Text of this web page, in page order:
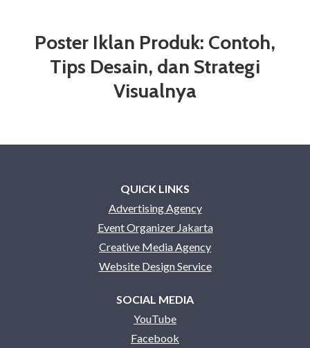
Poster Iklan Produk: Contoh,
Tips Desain, dan Strategi
Visualnya
QUICK LINKS
Advertising Agency
Event Organizer Jakarta
Creative Media Agency
Website Design Service
SOCIAL MEDIA
YouTube
Facebook